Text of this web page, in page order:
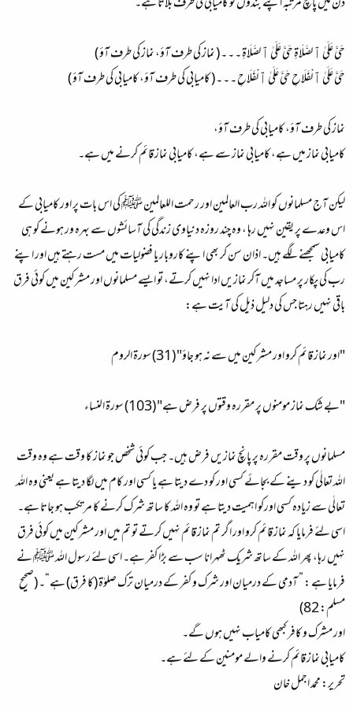
حَيَّ عَلَىٰ ٱلصَّلَاةِ حَيَّ عَلَىٰ ٱلصَّلَاةِ۔ ۔ ۔ ( نماز كى طرف آؤ، نماز كى طرف آؤ )
حَيَّ عَلَىٰ ٱلْفَلَاحِ حَيَّ عَلَىٰ ٱلْفَلَاحِ۔ ۔ ۔ ( كاميابى كى طرف آؤ، كاميابى كى طرف آؤ )
نماز كى طرف آؤ، کامیابی کی طرف آؤ،
کامیابی نماز میں ہے، کامیابی نماز سے ہے، کامیابی نماز قائم کرنے میں ہے۔
لیکن آج مسلمانوں کو اللہ رب العالمین اور رحمت اللعالمین ﷺ کی اس بات پر اور کامیابی کے
اس وعدے پر یقین نہیں رہا ، وہ چند روزہ دنیاوی زندگی کی آسائشوں سے بہرہ ور ہونے کو ہی
کامیابی سمجھنے لگے ہیں۔ اذان سن کر بھی اپنے کاروبار یا فضولیات میں مست رہتے ہیں اور اپنے
رب کی پکار پر مساجد میں آکر نمازیں ادا نہیں کرتے، تو ایسے مسلمانوں اور مشرکین میں کوئی فرق
باقی نہیں رہتا جس کی دلیل ذیل کی آیت ہے:
"اور نماز قائم کرو اور مشرکین میں سے نہ ہو جاؤ"(31) سورة الروم
"بے شک نماز مومنوں پر مقرره وقتوں پر فرض ہے"(103) سورة النساء
مسلمانوں پر وقت مقررہ پر پانچ نمازیں فرض ہیں۔ جب کوئی شخص جو نماز کا وقت ہے وہ وقت
اللہ تعالٰی کو دینے کے بجائے کسی اور کو دے دیتا ہے یا کسی اور کام میں لگا دیتا ہے یعنی وہ اللہ
تعالٰی سے زیادہ کسی اورکو اہمیت دیتا ہے تو وہ اللہ کا ساتھ شرک کرنے کا مرتکب ہو جاتا ہے۔
اسی لئے فرمایا کہ نماز قائم کرو اور اگر تم نماز قائم نہیں کرتے تو تم میں اور مشرکین میں کوئی فرق
نہیں رہا، پھر اللہ کے ساتھ شریک ٹھہرانا سب سے بڑا کفر ہے۔ اسی لئے رسول اللہ ﷺ نے
فرمایا ہے : ” آدمی کے درمیان اور شرک و کفر کے درمیان ترک صلوٰۃ (کا فرق) ہے“۔ (صحيح
مسلم: 82)
اور مشرک و کافر کبھی کامیاب نہیں ہوں گے۔
کامیابی نماز قائم کرنے والے مومنین کے لئے ہے۔
تحریر: محمد اجمل خان